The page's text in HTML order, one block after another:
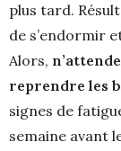
plus tard.
de s’endormir
Alors,
reprendre les
signes de
semaine avant